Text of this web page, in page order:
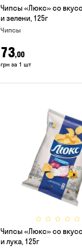
Чипсы «Люкс» со
и зелени, 125г
Чипсы
73,00
грн за 1 шт
Чипсы «Люкс» со
и лука, 125г